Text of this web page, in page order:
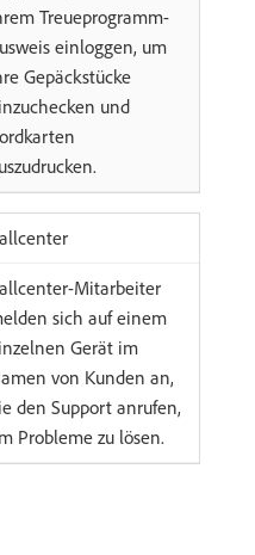
Treueprogramm-
einloggen, um
Gepäckstücke
und
Mitarbeiter
sich auf einem
Gerät im
von Kunden an,
den Support anrufen,
Probleme zu lösen.